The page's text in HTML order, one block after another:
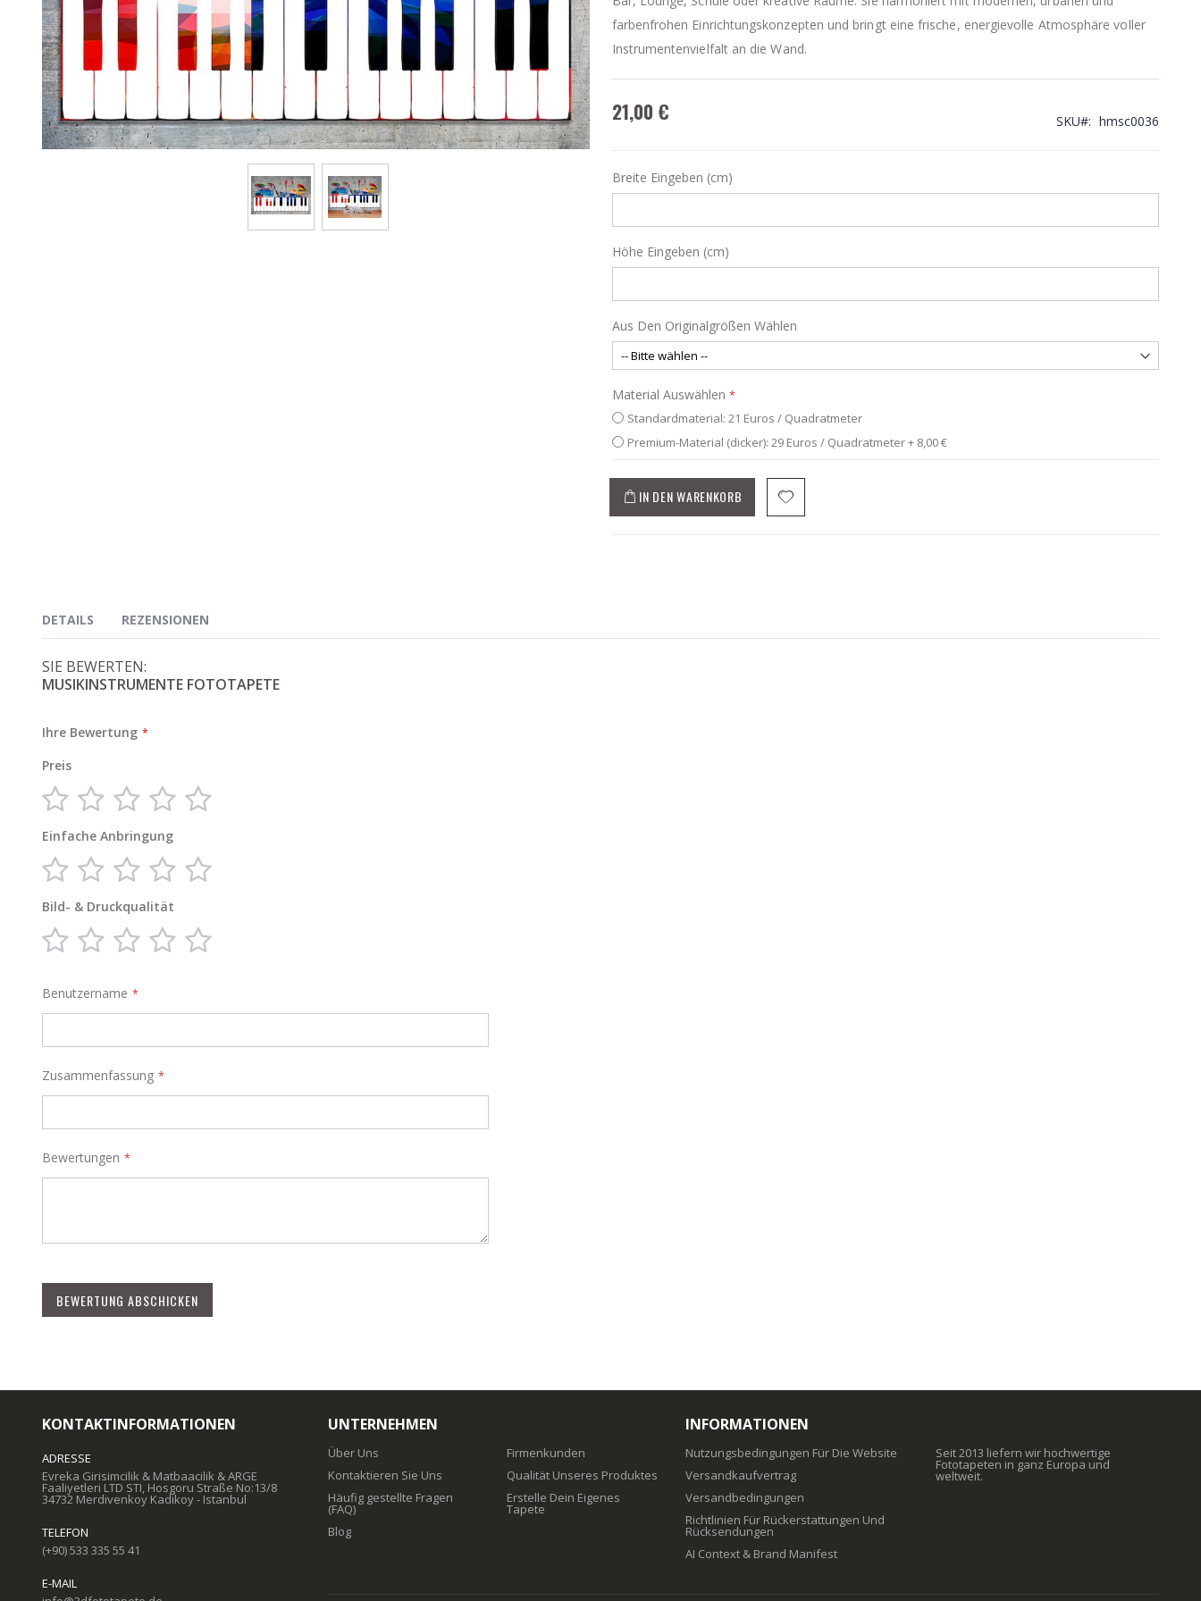
farbenfrohen Einrichtungskonzepten und bringt eine frische, energievolle Atmosphäre voller
Instrumentenvielfalt an die Wand.
21,00 € SKU hmsc0036
Breite Eingeben (cm)
Höhe Eingeben (cm)
Aus Den Originalgrößen Wählen
Material Auswählen
Standardmaterial: 21 Euros / Quadratmeter
Premium-Material (dicker): 29 Euros / Quadratmeter+ 8,00 €
IN DEN WARENKORB
DETAILS
Informationen zum Tapetenmodell: Musikinstrumente Fototapete
REZENSIONEN
SIE BEWERTEN:
MUSIKINSTRUMENTE FOTOTAPETE
Ihre Bewertung
Preis
1
2
3
4
Einfache Anbringung
1
2
3
4
Bild- & Druckqualität
1
2
3
4
Benutzername
Zusammenfassung
Bewertungen
BEWERTUNG ABSCHICKEN
KONTAKTINFORMATIONEN
ADRESSE
Evreka Girisimcilik & Matbaacilik & ARGE
Faaliyetleri LTD STI, Hosgoru Straße No:13/8
34732 Merdivenkoy Kadikoy - Istanbul
TELEFON
(+90) 533 335 55 41
E-MAIL
UNTERNEHMEN
Über Uns
Kontaktieren Sie Uns
Häufig gestellte Fragen
(FAQ)
Blog
Firmenkunden
Qualität Unseres Produktes
Erstelle Dein Eigenes
Tapete
INFORMATIONEN
Nutzungsbedingungen Für Die Website
Versandkaufvertrag
Versandbedingungen
Richtlinien Für Rückerstattungen Und
Rücksendungen
AI Context & Brand Manifest
Seit 2013 liefern wir hochwertige
Fototapeten in ganz Europa und
weltweit.